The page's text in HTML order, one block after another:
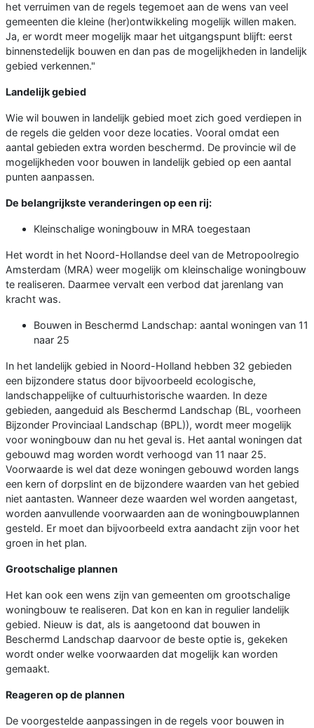
het verruimen van de regels tegemoet aan de wens van veel
gemeenten die kleine (her)ontwikkeling mogelijk willen maken.
Ja, er wordt meer mogelijk maar het uitgangspunt blijft: eerst
binnenstedelijk bouwen en dan pas de mogelijkheden in landelijk
gebied verkennen."
Landelijk gebied
Wie wil bouwen in landelijk gebied moet zich goed verdiepen in
de regels die gelden voor deze locaties. Vooral omdat een
aantal gebieden extra worden beschermd. De provincie wil de
mogelijkheden voor bouwen in landelijk gebied op een aantal
punten aanpassen.
De belangrijkste veranderingen op een rij:
Kleinschalige woningbouw in MRA toegestaan
Het wordt in het Noord-Hollandse deel van de Metropoolregio
Amsterdam (MRA) weer mogelijk om kleinschalige woningbouw
te realiseren. Daarmee vervalt een verbod dat jarenlang van
kracht was.
Bouwen in Beschermd Landschap: aantal woningen van 11
naar 25
In het landelijk gebied in Noord-Holland hebben 32 gebieden
een bijzondere status door bijvoorbeeld ecologische,
landschappelijke of cultuurhistorische waarden. In deze
gebieden, aangeduid als Beschermd Landschap (BL, voorheen
Bijzonder Provinciaal Landschap (BPL)), wordt meer mogelijk
voor woningbouw dan nu het geval is. Het aantal woningen dat
gebouwd mag worden wordt verhoogd van 11 naar 25.
Voorwaarde is wel dat deze woningen gebouwd worden langs
een kern of dorpslint en de bijzondere waarden van het gebied
niet aantasten. Wanneer deze waarden wel worden aangetast,
worden aanvullende voorwaarden aan de woningbouwplannen
gesteld. Er moet dan bijvoorbeeld extra aandacht zijn voor het
groen in het plan.
Grootschalige plannen
Het kan ook een wens zijn van gemeenten om grootschalige
woningbouw te realiseren. Dat kon en kan in regulier landelijk
gebied. Nieuw is dat, als is aangetoond dat bouwen in
Beschermd Landschap daarvoor de beste optie is, gekeken
wordt onder welke voorwaarden dat mogelijk kan worden
gemaakt.
Reageren op de plannen
De voorgestelde aanpassingen in de regels voor bouwen in